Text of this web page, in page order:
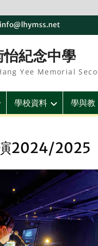
info@lhymss.net
紀念中學
Yee Memorial
學校資料 學與教
2024/2025